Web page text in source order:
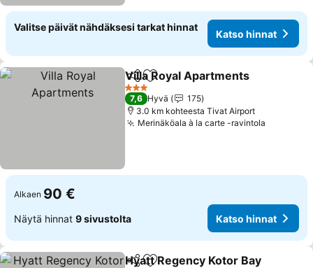
Valitse päivät nähdäksesi tarkat hinnat
Katso hinnat
Jaa Lisää suosikkeihin
Villa Royal Apartments
3 Tähtiluokitus
7,6 Hyvä
175
3.0 km kohteesta Tivat Airport
Merinäköala à la carte -ravintola
Alkaen 90 €
Näytä hinnat 9 sivustolta Katso hinnat
Hyatt Regency Kotor Bay